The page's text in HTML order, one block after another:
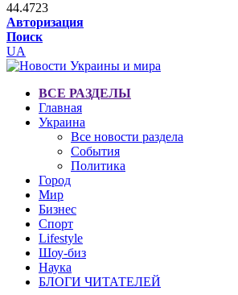
44.4723
Авторизация
Поиск
UA
ВСЕ РАЗДЕЛЫ
Главная
Украина
Все новости раздела
События
Политика
Город
Мир
Бизнес
Спорт
Lifestyle
Шоу-биз
Наука
БЛОГИ ЧИТАТЕЛЕЙ